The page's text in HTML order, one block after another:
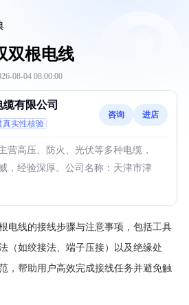
双根电线
08-04 08:00:00
有限公司
真实性核验
咨询 进店
营高压、防火、光伏等多种电缆，
，经验深厚。公司名称：天津市津
电线的接线步骤与注意事项，包括工具
（如绞接法、端子压接）以及绝缘处
，帮助用户高效完成接线任务并避免触